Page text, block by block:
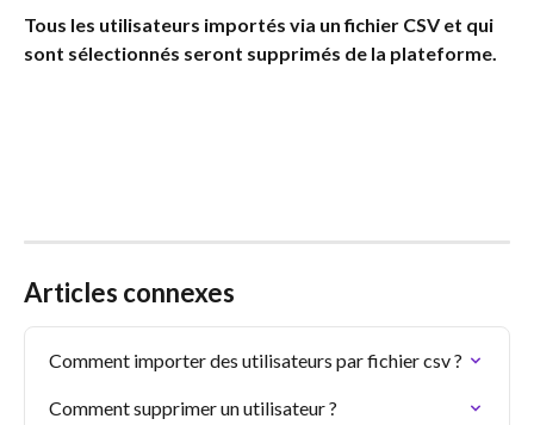
Tous les utilisateurs importés via un fichier CSV et qui
sont sélectionnés seront supprimés de la plateforme.
Articles connexes
Comment importer des utilisateurs par fichier csv ?
Comment supprimer un utilisateur ?